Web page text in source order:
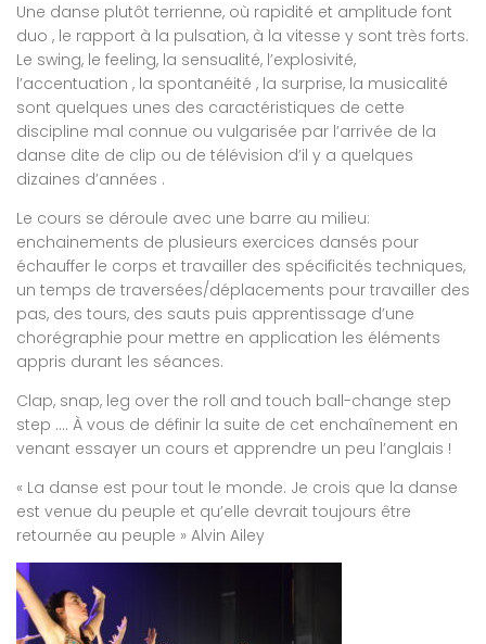
Une danse plutôt terrienne, où rapidité et amplitude font
duo , le rapport à la pulsation, à la vitesse y sont très forts.
Le swing, le feeling, la sensualité, l’explosivité,
l’accentuation , la spontanéité , la surprise, la musicalité
sont quelques unes des caractéristiques de cette
discipline mal connue ou vulgarisée par l’arrivée de la
danse dite de clip ou de télévision d’il y a quelques
dizaines d’années .
Le cours se déroule avec une barre au milieu:
enchainements de plusieurs exercices dansés pour
échauffer le corps et travailler des spécificités techniques,
un temps de traversées/déplacements pour travailler des
pas, des tours, des sauts puis apprentissage d’une
chorégraphie pour mettre en application les éléments
appris durant les séances.
Clap, snap, leg over the roll and touch ball-change step
step …. À vous de définir la suite de cet enchaînement en
venant essayer un cours et apprendre un peu l’anglais !
« La danse est pour tout le monde. Je crois que la danse
est venue du peuple et qu’elle devrait toujours être
retournée au peuple » Alvin Ailey